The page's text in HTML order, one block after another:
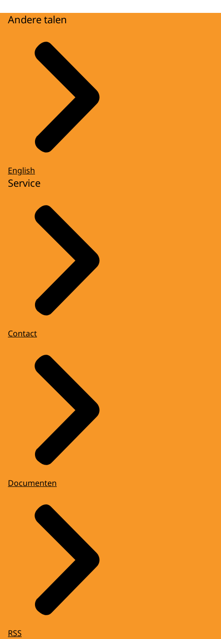
Andere talen
English
Service
Contact
Documenten
RSS